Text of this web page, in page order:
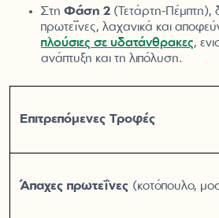
Στη Φάση 2 (Τετάρτη-Πέμπτη),
πρωτεΐνες, λαχανικά και
πλούσιες σε υδατάνθρακες,
ανάπτυξη και τη λιπόλυση.
Επιτρεπόμενες Τροφές
Άπαχες πρωτεΐνες (κοτόπουλο,